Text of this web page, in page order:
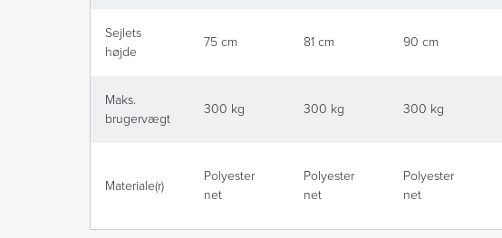
Sejlets
højde
75 cm 81 cm 90 cm
Maks.
brugervægt
300 kg 300 kg 300 kg
Materiale(r)
Polyester
net
Polyester
net
Polyester
net